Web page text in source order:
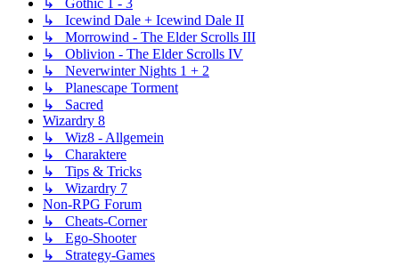
↳ Gothic 1 - 3
↳ Icewind Dale + Icewind Dale II
↳ Morrowind - The Elder Scrolls III
↳ Oblivion - The Elder Scrolls IV
↳ Neverwinter Nights 1 + 2
↳ Planescape Torment
↳ Sacred
Wizardry 8
↳ Wiz8 - Allgemein
↳ Charaktere
↳ Tips & Tricks
↳ Wizardry 7
Non-RPG Forum
↳ Cheats-Corner
↳ Ego-Shooter
↳ Strategy-Games